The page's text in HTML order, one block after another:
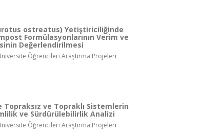
ostreatus) Yetiştiriciliğinde
Formülasyonlarının Verim ve
Değerlendirilmesi
Öğrencileri Araştırma Projeleri
ve Topraklı Sistemlerin
ve Sürdürülebilirlik Analizi
Öğrencileri Araştırma Projeleri